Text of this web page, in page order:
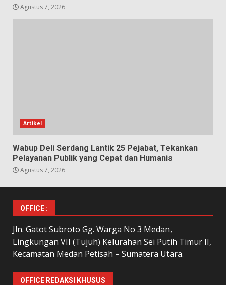
Agustus 7, 2026
Artikel
Wabup Deli Serdang Lantik 25 Pejabat, Tekankan
Pelayanan Publik yang Cepat dan Humanis
Agustus 7, 2026
OFFICE :
Jln. Gatot Subroto Gg. Warga No 3 Medan,
Lingkungan VII (Tujuh) Kelurahan Sei Putih Timur II,
Kecamatan Medan Petisah – Sumatera Utara.
OFFICE REDAKSI KHUSUS